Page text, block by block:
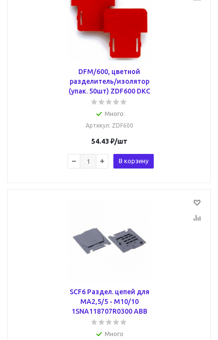
DFM/600, цветной
разделитель/изолятор
(упак. 50шт) ZDF600 DKC
Много
Артикул: ZDF600
54.43 ₽/шт
В корзину
SCF6 Раздел. цепей для
MA2,5/5 - M10/10
1SNA118707R0300 ABB
Много